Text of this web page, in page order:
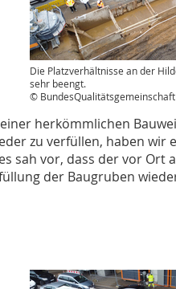
Die Platzverhältnisse an der
sehr beengt.
© BundesQualitätsgemeinschaft
herkömmlichen
zu verfüllen, haben wir
sah vor, dass der vor Ort
der Baugruben